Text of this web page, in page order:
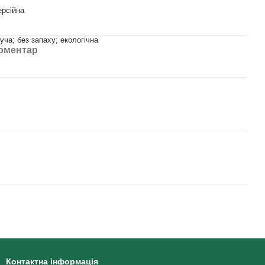
без запаху; екологічна
Контактна інформація